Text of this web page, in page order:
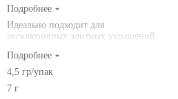
Подробнее
Идеально подходит для
эксклюзивных элитных украшений
для сутажной вышивки, для
создания богатых колье, ожерелий,
браслетов, серег и колец.
Фантазируйте!
Подробнее
4,5 гр/упак
7 г